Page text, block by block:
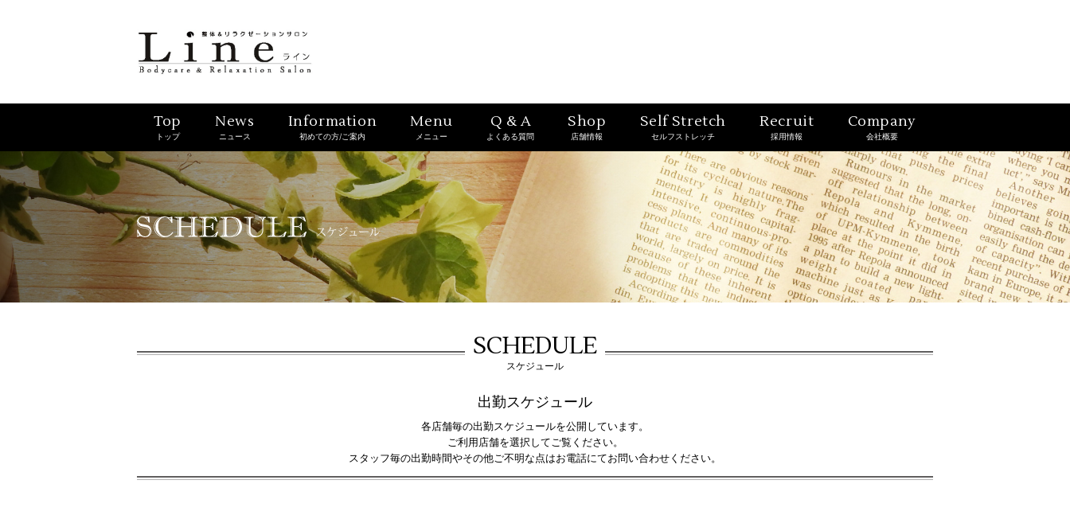
Top
トップ
News
ニュース
Information
初めての方/ご案内
Menu
メニュー
Q & A
よくある質問
Shop
店舗情報
Self Stretch
セルフストレッチ
Recruit
採用情報
Company
会社概要
SCHEDULE
スケジュール
出勤スケジュール
各店舗毎の出勤スケジュールを公開しています。
ご利用店舗を選択してご覧ください。
スタッフ毎の出勤時間やその他ご不明な点はお電話にてお問い合わせください。